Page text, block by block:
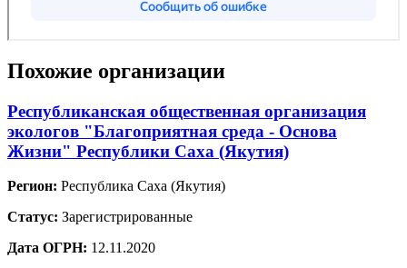
Похожие организации
Республиканская общественная организация
экологов "Благоприятная среда - Основа
Жизни" Республики Саха (Якутия)
Регион: Республика Саха (Якутия)
Статус: Зарегистрированные
Дата ОГРН: 12.11.2020